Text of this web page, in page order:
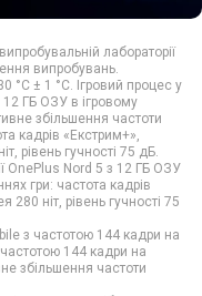
лабораторії
випробувань.
°С ± 1 °С. Ігровий процес у
12 ГБ ОЗУ в ігровому
збільшення частоти
кадрів «Екстрим+»,
рівень гучності 75 дБ.
OnePlus Nord 5 з 12 ГБ ОЗУ
гри: частота кадрів
280 ніт, рівень гучності 75
з частотою 144 кадри на
144 кадри на
збільшення частоти